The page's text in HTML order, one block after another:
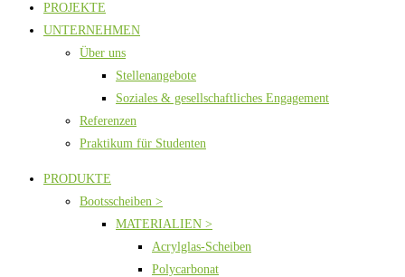
PROJEKTE
UNTERNEHMEN
Über uns
Stellenangebote
Soziales & gesellschaftliches Engagement
Referenzen
Praktikum für Studenten
PRODUKTE
Bootsscheiben >
MATERIALIEN >
Acrylglas-Scheiben
Polycarbonat